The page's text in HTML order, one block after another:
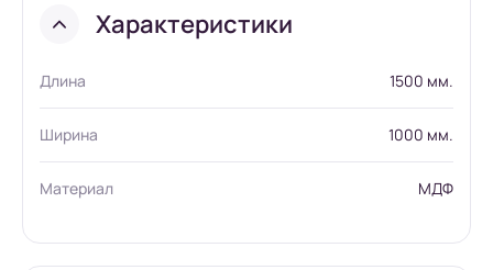
Характеристики
Длина 1500 мм.
Ширина 1000 мм.
Материал МДФ